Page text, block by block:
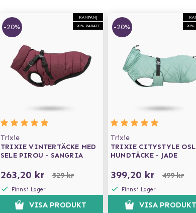
KAMPANJ
20% RABATT
-20%
Trixie
TRIXIE VINTERTÄCKE MED
SELE PIROU - SANGRIA
263,20 kr 329 kr
Finns i Lager
VISA PRODUKT
20%
-20%
Trixie
TRIXIE CITYSTYLE
HUNDTÄCKE - JADE
399,20 kr 499 kr
Finns i Lager
VISA PRODUKT